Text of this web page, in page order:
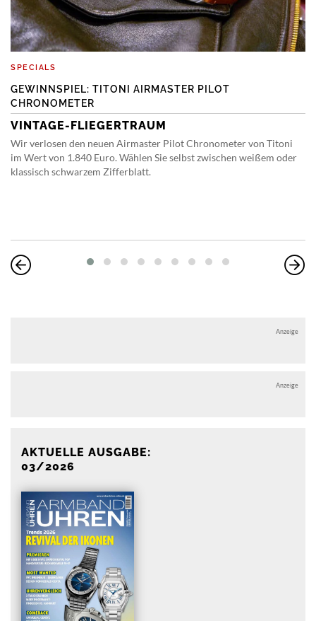
SPECIALS
GEWINNSPIEL: TITONI AIRMASTER PILOT
CHRONOMETER
VINTAGE-FLIEGERTRAUM
Wir verlosen den neuen Airmaster Pilot Chronometer von Titoni
im Wert von 1.840 Euro. Wählen Sie selbst zwischen weißem oder
klassisch schwarzem Zifferblatt.
Anzeige
Anzeige
AKTUELLE AUSGABE:
03/2026